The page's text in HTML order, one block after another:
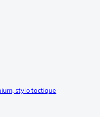
stylo tactique